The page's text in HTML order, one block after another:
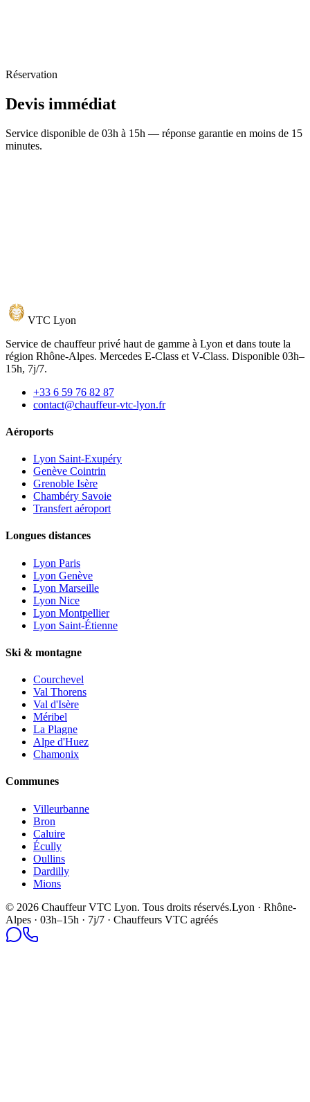
Réservation
Devis immédiat
Service disponible de 03h à 15h — réponse garantie en moins de 15
minutes.
VTC Lyon
Service de chauffeur privé haut de gamme à Lyon et dans toute la
région Rhône-Alpes. Mercedes E-Class et V-Class. Disponible 03h–
15h, 7j/7.
+33 6 59 76 82 87
contact@chauffeur-vtc-lyon.fr
Aéroports
Lyon Saint-Exupéry
Genève Cointrin
Grenoble Isère
Chambéry Savoie
Transfert aéroport
Longues distances
Lyon Paris
Lyon Genève
Lyon Marseille
Lyon Nice
Lyon Montpellier
Lyon Saint-Étienne
Ski & montagne
Courchevel
Val Thorens
Val d'Isère
Méribel
La Plagne
Alpe d'Huez
Chamonix
Communes
Villeurbanne
Bron
Caluire
Écully
Oullins
Dardilly
Mions
© 2026 Chauffeur VTC Lyon. Tous droits réservés.Lyon · Rhône-
Alpes · 03h–15h · 7j/7 · Chauffeurs VTC agréés